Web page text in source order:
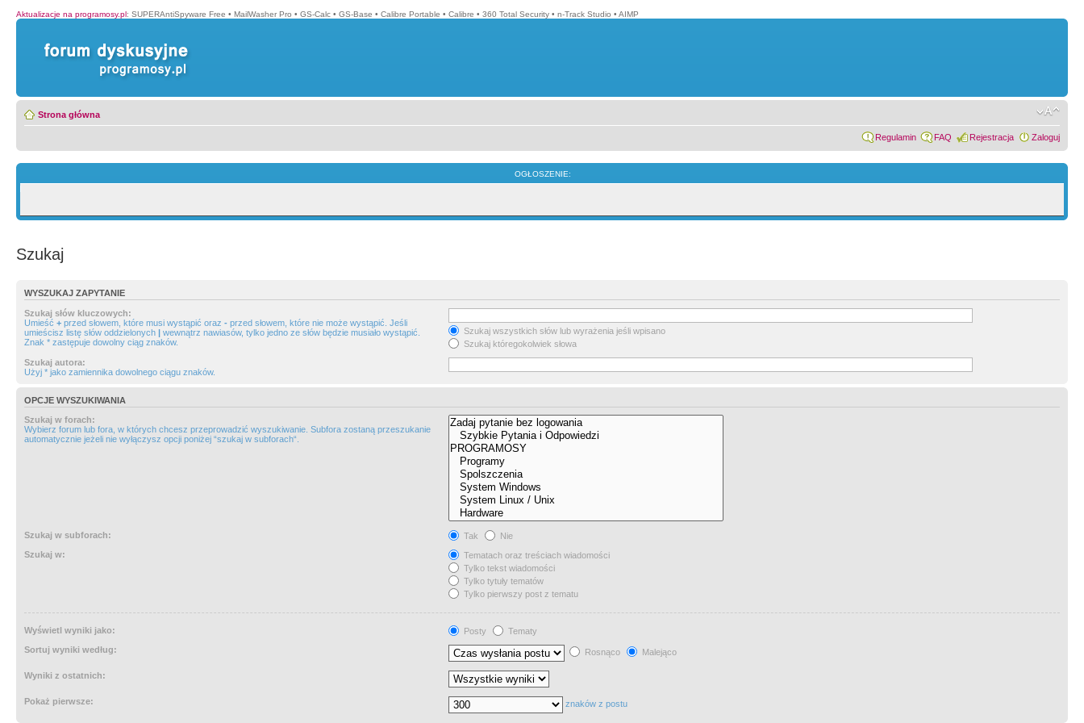
Aktualizacje na programosy.pl: SUPERAntiSpyware Free • MailWasher Pro • GS-Calc • GS-Base • Calibre Portable • Calibre • 360 Total Security • n-Track Studio • AIMP
Strona główna
Regulamin FAQ Rejestracja Zaloguj
OGŁOSZENIE:
Szukaj
WYSZUKAJ ZAPYTANIE
Szukaj słów kluczowych:
Umieść + przed słowem, które musi wystąpić oraz - przed słowem, które nie może wystąpić. Jeśli
umieścisz listę słów oddzielonych | wewnątrz nawiasów, tylko jedno ze słów będzie musiało wystąpić.
Znak * zastępuje dowolny ciąg znaków.
Szukaj wszystkich słów lub wyrażenia jeśli wpisano
Szukaj któregokolwiek słowa
Szukaj autora:
Użyj * jako zamiennika dowolnego ciągu znaków.
OPCJE WYSZUKIWANIA
Szukaj w forach:
Wybierz forum lub fora, w których chcesz przeprowadzić wyszukiwanie. Subfora zostaną przeszukanie
automatycznie jeżeli nie wyłączysz opcji poniżej “szukaj w subforach“.
Szukaj w subforach: Tak
Nie
Szukaj w:
Tematach oraz treściach wiadomości
Tylko tekst wiadomości
Tylko tytuły tematów
Tylko pierwszy post z tematu
Wyświetl wyniki jako: Posty
Tematy
Sortuj wyniki według:
Rosnąco Malejąco
Wyniki z ostatnich:
Pokaż pierwsze: znaków z postu